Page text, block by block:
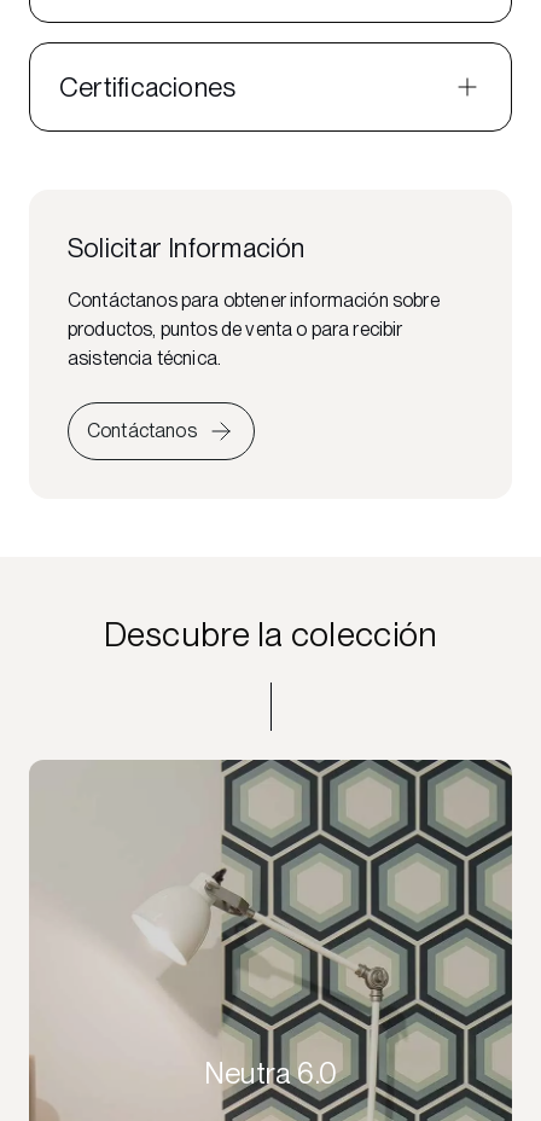
Certificaciones
Solicitar Información
Contáctanos para obtener información sobre
productos, puntos de venta o para recibir
asistencia técnica.
Contáctanos
Descubre la colección
Neutra 6.0